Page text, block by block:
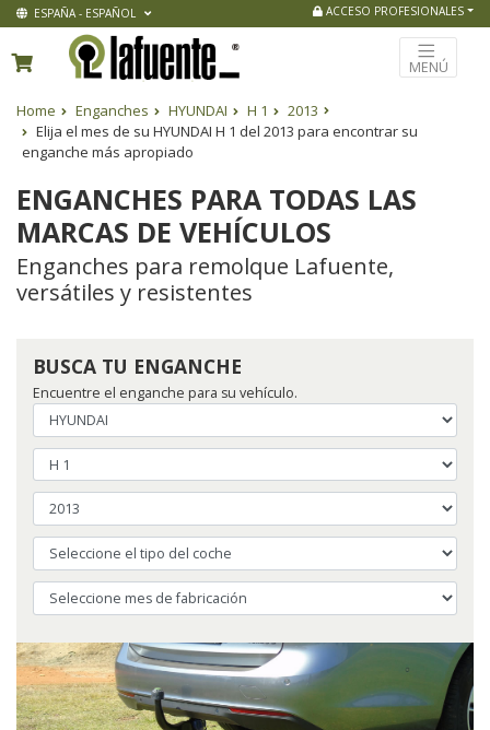
ESPAÑA - ESPAÑOL ACCESO PROFESIONALES
MENÚ
Home Enganches HYUNDAI H 1
2013
Elija el mes de su HYUNDAI H 1 del 2013 para encontrar su
enganche más apropiado
ENGANCHES PARA TODAS LAS
MARCAS DE VEHÍCULOS
Enganches para remolque Lafuente,
versátiles y resistentes
BUSCA TU ENGANCHE
Encuentre el enganche para su vehículo.